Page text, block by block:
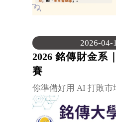
2026-04-
2026 銘傳財金系
賽
你準備好用 AI 打敗